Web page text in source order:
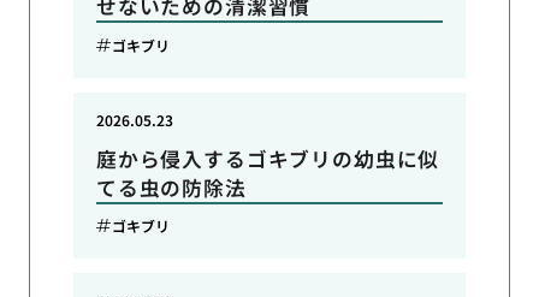
せないための清潔習慣
ゴキブリ
庭から侵入するゴキブリの幼虫に似
てる虫の防除法
2026.05.23
ゴキブリ